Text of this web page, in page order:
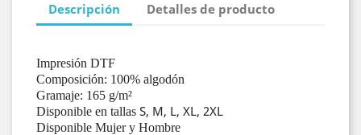
Descripción Detalles de producto
Impresión DTF
Composición: 100% algodón
Gramaje: 165 g/m²
Disponible en tallas S, M, L, XL, 2XL
Disponible Mujer y Hombre